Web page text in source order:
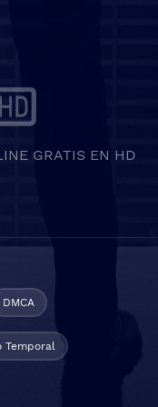
GRATIS EN HD
DMCA
Temporal